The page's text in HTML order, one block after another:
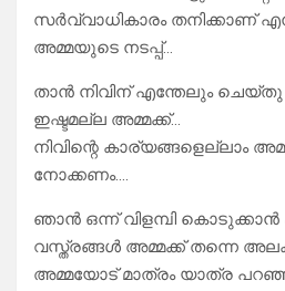
സർവ്വാധികാരം തനിക്കാണ്
അമ്മയുടെ നടപ്പ്…
താൻ നിവിന് എന്തേലും
ഇഷ്ടമല്ല അമ്മക്ക്…
നിവിന്റെ കാര്യങ്ങളെല്ലാം
നോക്കണം….
ഞാൻ ഒന്ന് വിളമ്പി കൊടുക്കാൻ
വസ്ത്രങ്ങൾ അമ്മക്ക് തന്നെ
അമ്മയോട് മാത്രം യാത്ര